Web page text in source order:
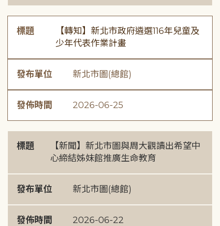
標題
【轉知】新北市政府遴選116年兒童及
少年代表作業計畫
發布單位 新北市圖(總館)
發佈時間 2026-06-25
標題
【新聞】新北市圖與周大觀讀出希望中
心締結姊妹館推廣生命教育
發布單位 新北市圖(總館)
發佈時間 2026-06-22